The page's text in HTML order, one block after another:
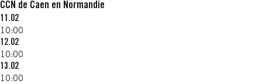
CCN de Caen en Normandie
11.02
10:00
12.02
10:00
13.02
10:00